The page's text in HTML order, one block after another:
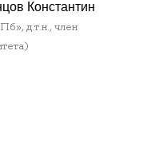
Константин
д.т.н., член